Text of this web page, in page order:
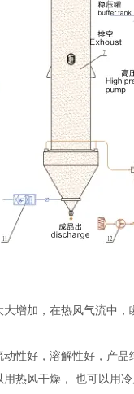
增加，在热风气流中
性好，溶解性好，产品
热风干燥， 也可以用冷